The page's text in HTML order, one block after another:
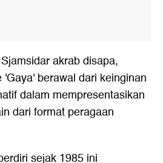
akrab disapa,
berawal dari keinginan
dalam mempresentasikan
dari format peragaan
sejak 1985 ini